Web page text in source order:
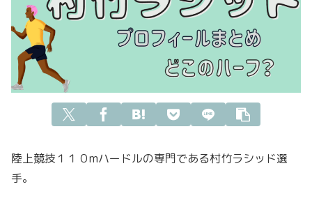
陸上競技１１０mハードルの専門である村竹ラシッド選
手。